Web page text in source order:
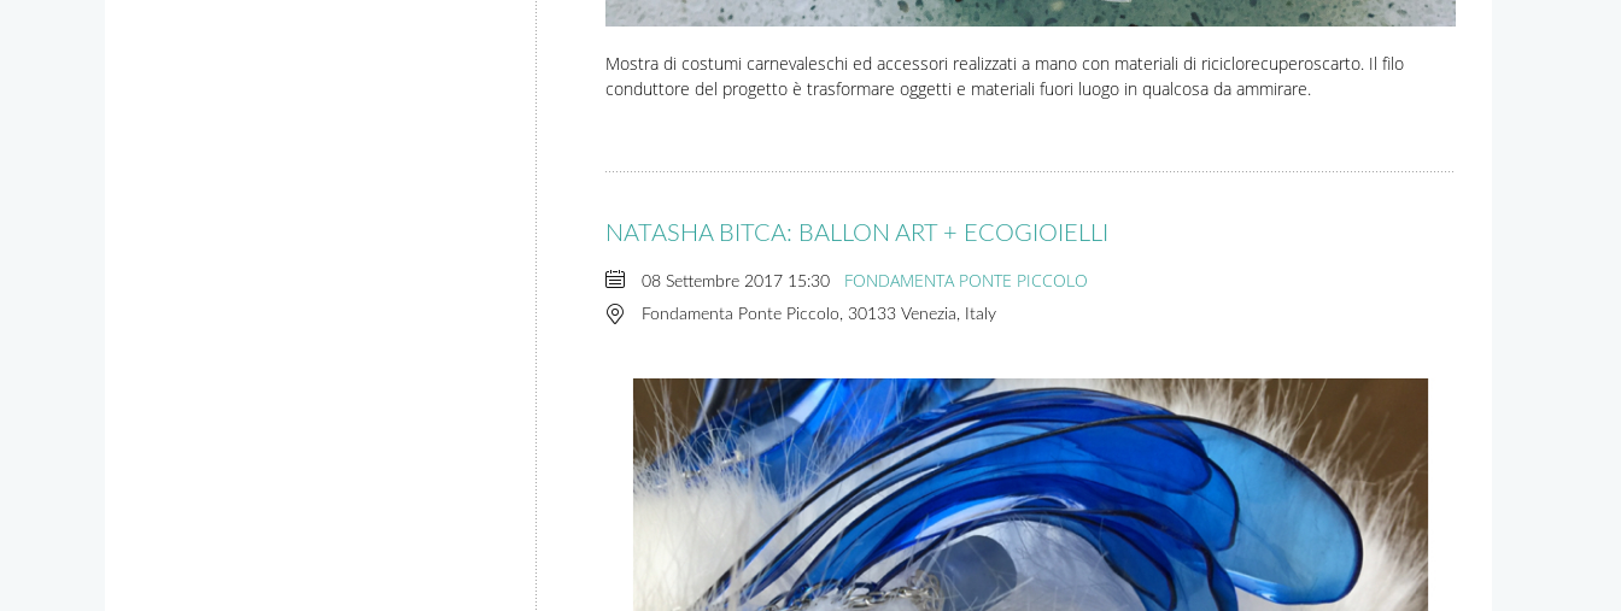
Mostra di costumi carnevaleschi ed accessori realizzati a mano con materiali di riciclorecuperoscarto. Il filo
conduttore del progetto è trasformare oggetti e materiali fuori luogo in qualcosa da ammirare.
NATASHA BITCA: BALLON ART + ECOGIOIELLI
08 Settembre 2017 15:30 FONDAMENTA PONTE PICCOLO
Fondamenta Ponte Piccolo, 30133 Venezia, Italy